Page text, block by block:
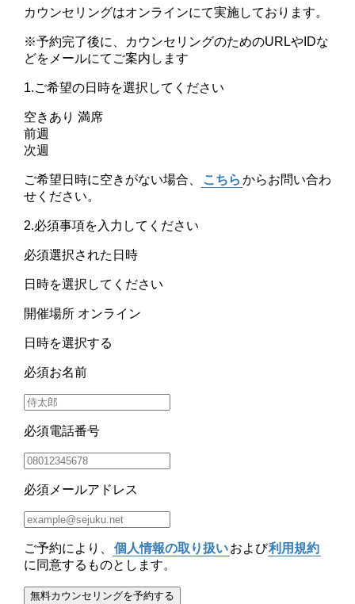
カウンセリングはオンラインにて実施しております。
※予約完了後に、カウンセリングのためのURLやIDな
どをメールにてご案内します
1.ご希望の日時を選択してください
空きあり 満席
前週
次週
ご希望日時に空きがない場合、 こちら からお問い合わ
せください。
2.必須事項を入力してください
必須選択された日時
日時を選択してください
開催場所 オンライン
日時を選択する
必須お名前
必須電話番号
必須 メールアドレス
ご予約により、 個人情報の取り扱いおよび利用規約
に同意するものとします。
無料カウンセリングを予約する